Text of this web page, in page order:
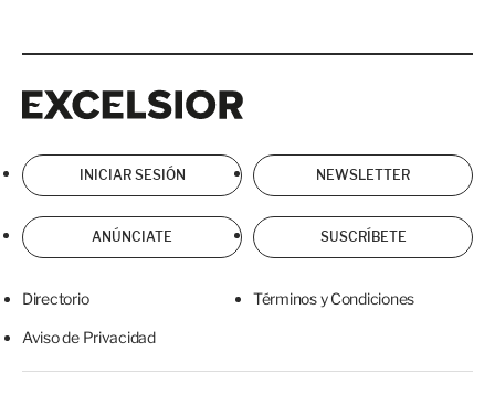
INICIAR SESIÓN NEWSLETTER
ANÚNCIATE SUSCRÍBETE
Directorio Términos y Condiciones
Aviso de Privacidad